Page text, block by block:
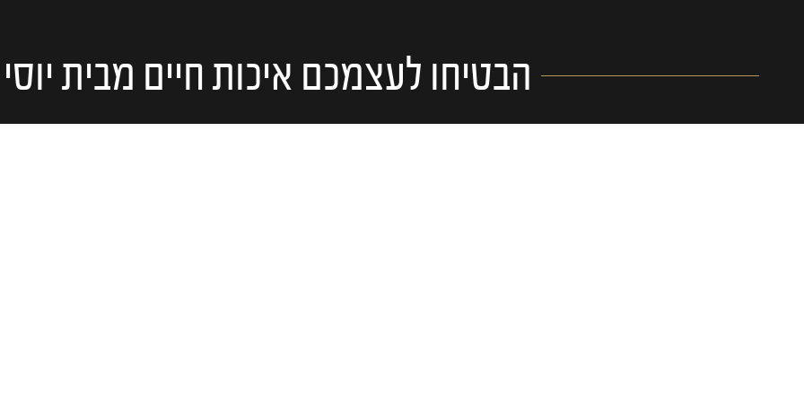
הבטיחו לעצמכם איכות חיים מבית